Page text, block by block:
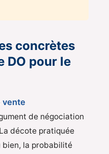
concrètes
DO pour le
vente
de négociation
décote pratiquée
bien, la probabilité